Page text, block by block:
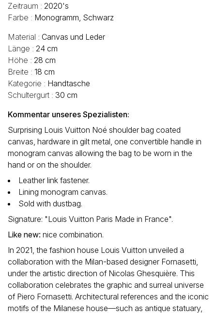
Zeitraum : 2020's
Farbe : Monogramm, Schwarz
Material : Canvas und Leder
Länge : 24 cm
Höhe : 28 cm
Breite : 18 cm
Kategorie : Handtasche
Schultergurt : 30 cm
Kommentar unseres Spezialisten:
Surprising Louis Vuitton Noé shoulder bag coated
canvas, hardware in gilt metal, one convertible handle in
monogram canvas allowing the bag to be worn in the
hand or on the shoulder.
Leather link fastener.
Lining monogram canvas.
Sold with dustbag.
Signature: "Louis Vuitton Paris Made in France".
Like new: nice combination.
In 2021, the fashion house Louis Vuitton unveiled a
collaboration with the Milan-based designer Fornasetti,
under the artistic direction of Nicolas Ghesquière. This
collaboration celebrates the graphic and surreal universe
of Piero Fornasetti. Architectural references and the iconic
motifs of the Milanese house—such as antique statuary,